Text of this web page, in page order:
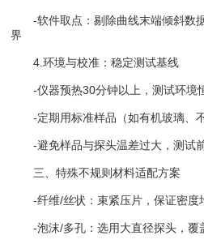
-软件取点：剔除曲线末端倾斜数
界
4.环境与校准：稳定测试基线
-仪器预热30分钟以上，测试环境
-定期用标准样品（如有机玻璃、
-避免样品与探头温差过大，测试
三、特殊不规则材料适配方案
-纤维/丝状：束紧压片，保证密度
-泡沫/多孔：选用大直径探头，覆